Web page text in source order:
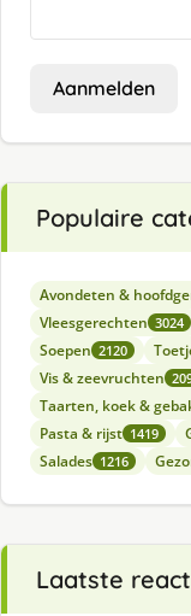
Aanmelden
Populaire
Avondeten &
Vleesgerechten 3024
Soepen 2120
Vis & zeevruchten
Taarten, koek &
Pasta & rijst 1419
Salades 1216
Laatste